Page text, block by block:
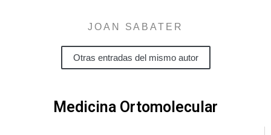
JOAN SABATER
Otras entradas del mismo autor
Medicina Ortomolecular